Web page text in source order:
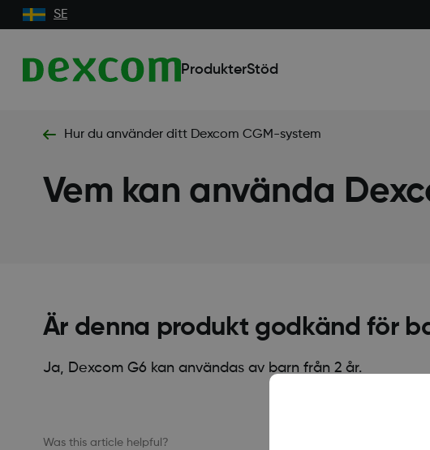
SE
ProdukterStöd
Hur du använder ditt Dexcom CGM-system
Vem kan använda
Är denna produkt godkänd för
Ja, Dexcom G6 kan användas av barn från 2 år.
Was this article helpful?